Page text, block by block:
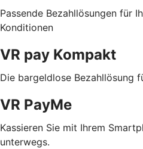
Passende Bezahllösungen für
Konditionen
VR pay Kompakt
Die bargeldlose Bezahllösung
VR PayMe
Kassieren Sie mit Ihrem
unterwegs.